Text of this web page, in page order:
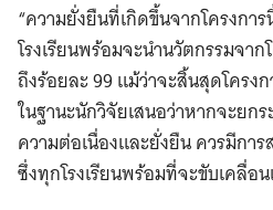
“ความยั่งยืนที่เกิดขึ้นจากโครงกา
โรงเรียนพร้อมจะนำนวัตกรรมจาก
ถึงร้อยละ 99 แม้ว่าจะสิ้นสุดโครง
ในฐานะนักวิจัยเสนอว่าหากจะยก
ความต่อเนื่องและยั่งยืน ควรมีกา
ซึ่งทุกโรงเรียนพร้อมที่จะขับเคลื่